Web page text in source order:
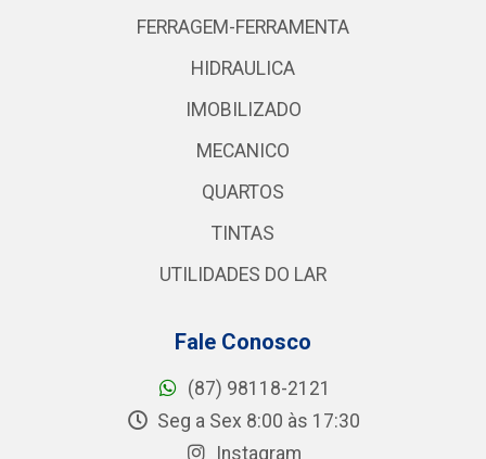
FERRAGEM-FERRAMENTA
HIDRAULICA
IMOBILIZADO
MECANICO
QUARTOS
TINTAS
UTILIDADES DO LAR
Fale Conosco
(87) 98118-2121
Seg a Sex 8:00 às 17:30
Instagram